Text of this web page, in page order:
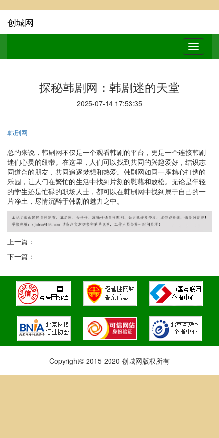
创城网
探秘韩剧网：韩剧迷的天堂
2025-07-14 17:53:35
韩剧网
总的来说，韩剧网不仅是一个观看韩剧的平台，更是一个连接韩剧
迷们心灵的纽带。在这里，人们可以找到共同的兴趣爱好，结识志
同道合的朋友，共同追逐梦想和热爱。韩剧网如同一座精心打造的
乐园，让人们在繁忙的生活中找到片刻的慰藉和放松。无论是年轻
的学生还是忙碌的职场人士，都可以在韩剧网中找到属于自己的一
片净土，尽情沉醉于韩剧的魅力之中。
上一篇：
下一篇：
Copyright© 2015-2020 创城网版权所有